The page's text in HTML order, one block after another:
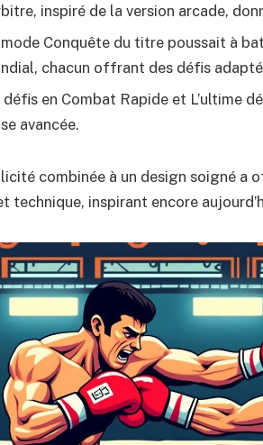
inspiré de la version arcade,
mode Conquête du titre poussait à
chacun offrant des défis
défis en Combat Rapide et L’ultime
avancée.
combinée à un design soigné
technique, inspirant encore